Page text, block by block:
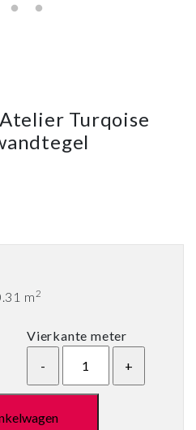
Turqoise
m2
Vierkante meter